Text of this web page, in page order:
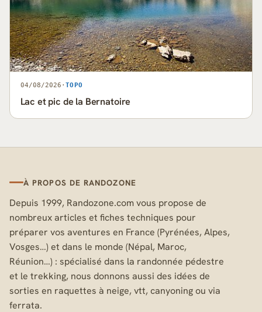
04/08/2026 · TOPO
Lac et pic de la Bernatoire
À PROPOS DE RANDOZONE
Depuis 1999, Randozone.com vous propose de
nombreux articles et fiches techniques pour
préparer vos aventures en France (Pyrénées, Alpes,
Vosges…) et dans le monde (Népal, Maroc,
Réunion…) : spécialisé dans la randonnée pédestre
et le trekking, nous donnons aussi des idées de
sorties en raquettes à neige, vtt, canyoning ou via
ferrata.